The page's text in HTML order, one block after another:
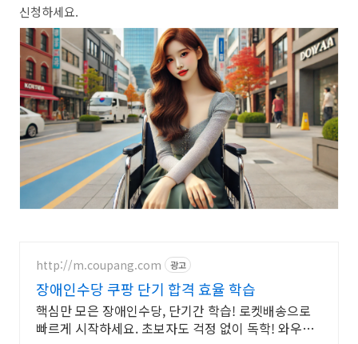
신청하세요.
http://m.coupang.com 광고
장애인수당 쿠팡 단기 합격 효율 학습
핵심만 모은 장애인수당, 단기간 학습! 로켓배송으로
빠르게 시작하세요. 초보자도 걱정 없이 독학! 와우회